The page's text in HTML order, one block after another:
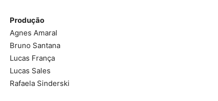
Produção
Agnes Amaral
Bruno Santana
Lucas França
Lucas Sales
Rafaela Sinderski